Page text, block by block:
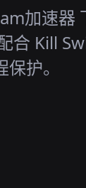
加速器
合 Kill
保护。